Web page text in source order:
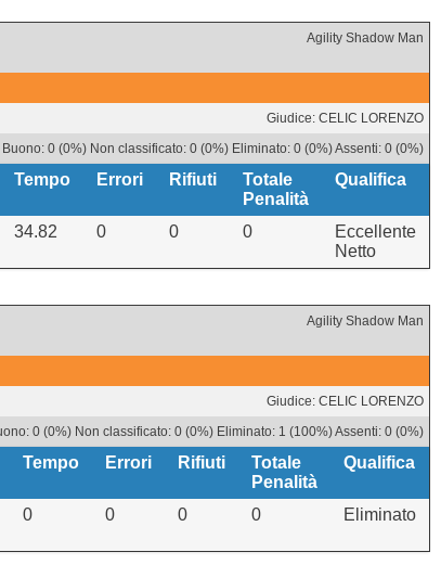
Agility Shadow Man
Giudice: CELIC LORENZO
0 (0%) Non classificato: 0 (0%) Eliminato: 0 (0%) Assenti: 0 (0%)
Tempo Errori Rifiuti
Totale
Penalità
Qualifica
34.82 0 0 0
Eccellente
Netto
Agility Shadow Man
Giudice: CELIC LORENZO
0 (0%) Non classificato: 0 (0%) Eliminato: 1 (100%) Assenti: 0 (0%)
Tempo Errori Rifiuti
Totale
Penalità
Qualifica
0 0 0 0 Eliminato